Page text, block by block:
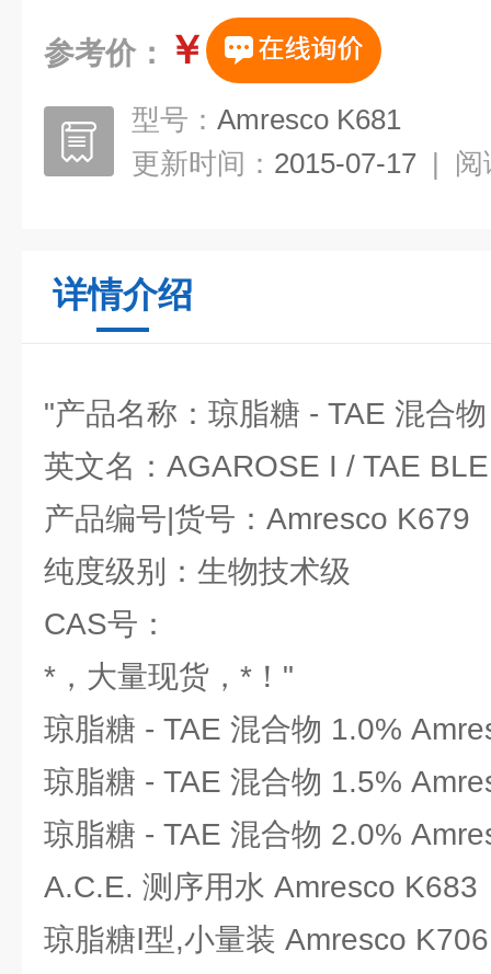
参考价： ￥
型号： Amresco K681
更新时间： 2015-07-17 | 阅
详情介绍
"产品名称：琼脂糖 - TAE 混合
英文名：AGAROSE I / TAE
产品编号|货号：Amresco K679
纯度级别：生物技术级
CAS号：
*，大量现货，*！"
琼脂糖 - TAE 混合物 1.0%
琼脂糖 - TAE 混合物 1.5%
琼脂糖 - TAE 混合物 2.0%
A.C.E. 测序用水 Amresco K683
琼脂糖Ⅰ型,小量装 Amresco K706